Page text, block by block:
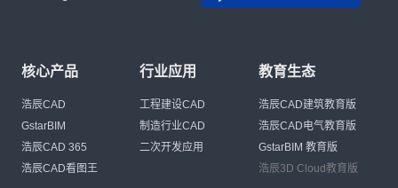
核心产品
浩辰CAD
GstarBIM
浩辰CAD 365
浩辰CAD看图王
行业应用
工程建设CAD
制造行业CAD
二次开发应用
教育生态
浩辰CAD建筑教育版
浩辰CAD电气教育版
GstarBIM 教育版
浩辰3D Cloud教育版